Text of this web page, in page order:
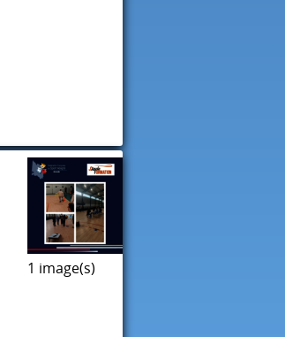
1 image(s)